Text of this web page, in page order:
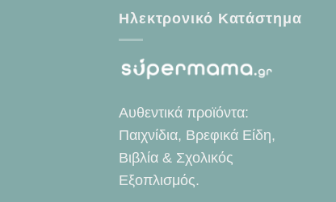
Ηλεκτρονικό Κατάστημα
Αυθεντικά προϊόντα:
Παιχνίδια, Βρεφικά Είδη,
Βιβλία & Σχολικός
Εξοπλισμός.